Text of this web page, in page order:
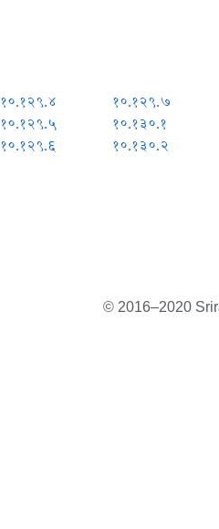
१०.१२९.४
१०.१२९.५
१०.१२९.६
१०.१२९.७
१०.१३०.१
१०.१३०.२
© 2016–2020